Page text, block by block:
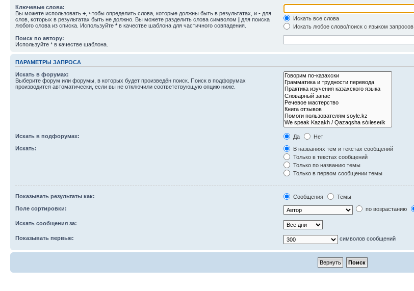
Ключевые слова:
Вы можете использовать + , чтобы определить слова, которые должны быть в результатах, и - для
слов, которых в результатах быть не должно. Вы можете разделить слова символом | для поиска
любого слова из списка. Используйте * в качестве шаблона для частичного совпадения.
Искать все слова
Искать любое слово/поиск с языком запросов
Поиск по автору:
Используйте * в качестве шаблона.
ПАРАМЕТРЫ ЗАПРОСА
Искать в форумах:
Выберите форум или форумы, в которых будет произведён поиск. Поиск в подфорумах
производится автоматически, если вы не отключили соответствующую опцию ниже.
Искать в подфорумах: Да
Нет
Искать:
В названиях тем и текстах сообщений
Только в текстах сообщений
Только по названию темы
Только в первом сообщении темы
Показывать результаты как: Сообщения
Темы
Поле сортировки:
по возрастанию
Искать сообщения за:
Показывать первые: символов сообщений